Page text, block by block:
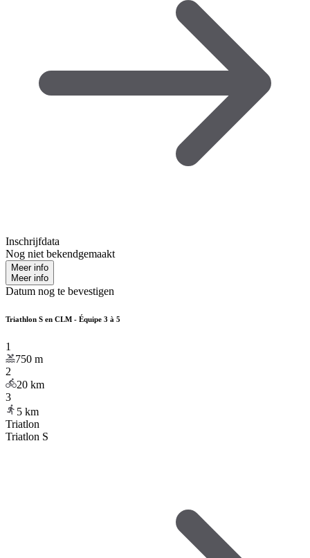
Inschrijfdata
Nog niet bekendgemaakt
Meer info
Meer info
Datum nog te bevestigen
Triathlon S en CLM - Équipe 3 à 5
1
750 m
2
20 km
3
5 km
Triatlon
Triatlon S